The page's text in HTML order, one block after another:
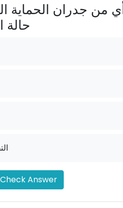
حالة
Check Answer